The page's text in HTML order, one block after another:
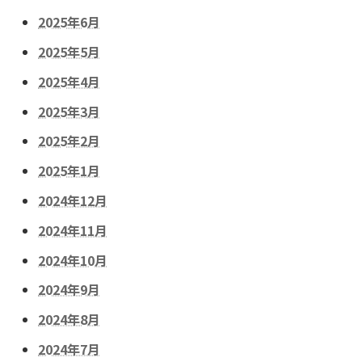
2025年6月
2025年5月
2025年4月
2025年3月
2025年2月
2025年1月
2024年12月
2024年11月
2024年10月
2024年9月
2024年8月
2024年7月